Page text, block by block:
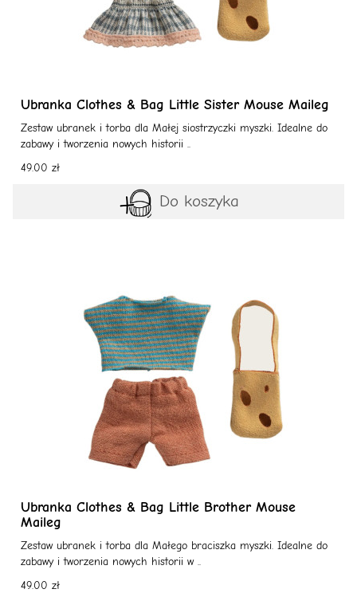
Ubranka Clothes & Bag Little Sister Mouse Maileg
Zestaw ubranek i torba dla Małej siostrzyczki myszki. Idealne do
zabawy i tworzenia nowych historii ..
49.00 zł
Do koszyka
Ubranka Clothes & Bag Little Brother Mouse
Maileg
Zestaw ubranek i torba dla Małego braciszka myszki. Idealne do
zabawy i tworzenia nowych historii w ..
49.00 zł